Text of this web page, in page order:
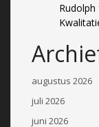
augustus 2026
juli 2026
juni 2026